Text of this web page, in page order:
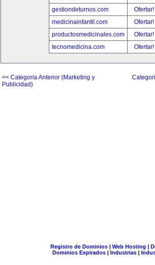
gestiondeturnos.com
Ofertar!
medicinainfantil.com
Ofertar!
productosmedicinales.com
Ofertar!
tecnomedicina.com
Ofertar!
<< Categoria Anterior (Marketing y
Publicidad)
Registro de Dominios| Web Hosting |
Dominios Expirados | Industrias |